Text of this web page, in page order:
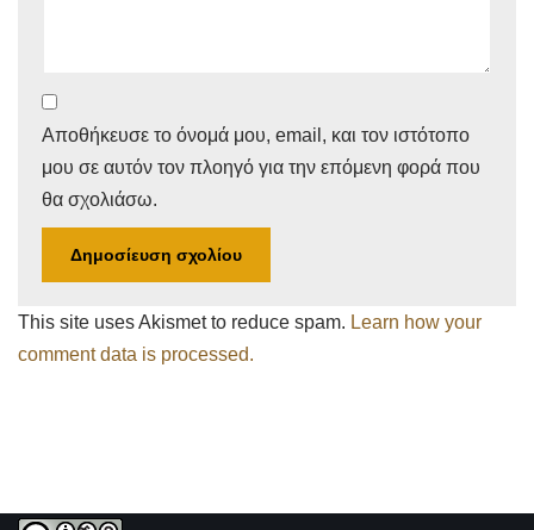
Αποθήκευσε το όνομά μου, email, και τον ιστότοπο
μου σε αυτόν τον πλοηγό για την επόμενη φορά που
θα σχολιάσω.
This site uses Akismet to reduce spam. Learn how your
comment data is processed.